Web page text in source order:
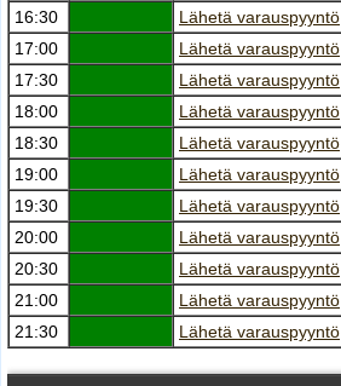
16:30
Lähetä varauspyyntö
17:00
Lähetä varauspyyntö
17:30
Lähetä varauspyyntö
18:00
Lähetä varauspyyntö
18:30
Lähetä varauspyyntö
19:00
Lähetä varauspyyntö
19:30
Lähetä varauspyyntö
20:00
Lähetä varauspyyntö
20:30
Lähetä varauspyyntö
21:00
Lähetä varauspyyntö
21:30
Lähetä varauspyyntö